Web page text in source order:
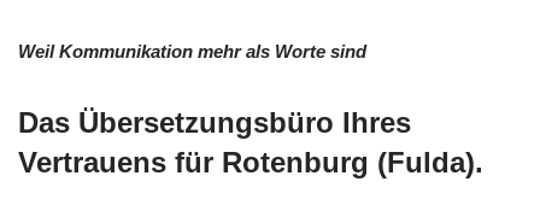
Weil Kommunikation mehr als Worte sind
Das Übersetzungsbüro Ihres
Vertrauens für Rotenburg (Fulda).